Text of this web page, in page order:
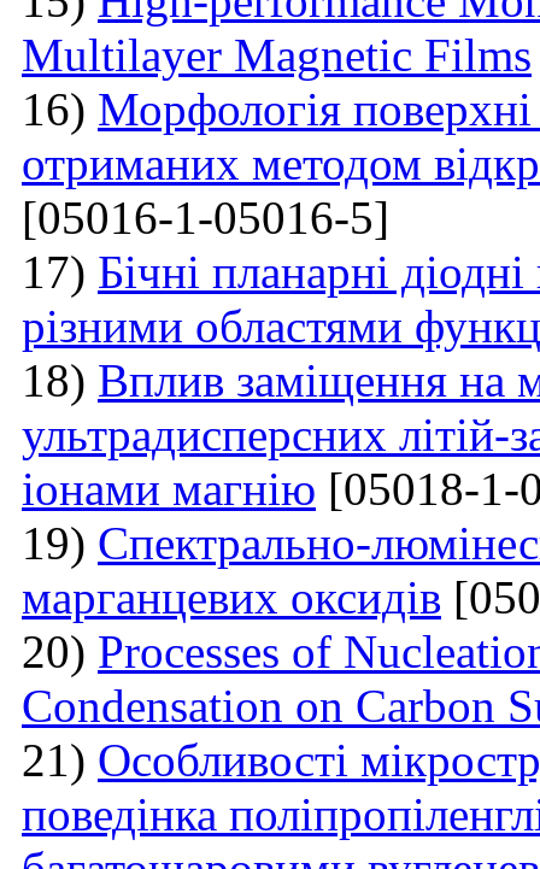
Multilayer Magnetic Films
16) Морфологія
отриманих методом
[05016-1-05016-5]
17) Бічні планарні
різними областями
18) Вплив заміщення на
ультрадисперсних
іонами магнію [05018-1-
19) Спектрально-
марганцевих оксидів
20) Processes of
Condensation on Carbon
21) Особливості
поведінка